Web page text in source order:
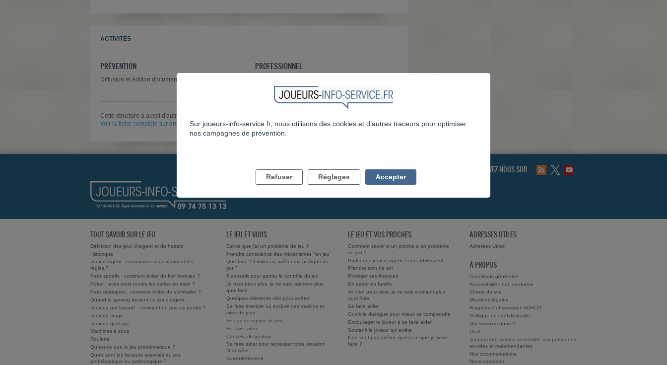
ACTIVITÉS
PRÉVENTION
Diffusion et édition documentaire
PROFESSIONNEL
Formation
RETOUR À LA LISTE
Cette structure a aussi d'autres activités pour d'autres publics.
Voir la fiche complète sur drogues-info-service.fr
SUIVEZ-NOUS SUR :
TOUT SAVOIR SUR LE JEU
Définition des jeux d’argent et de hasard
Historique
Jeux d'argent : connaissez-vous vraiment les
règles ?
Paris sportifs : comment éviter de finir hors-jeu ?
Poker : avez-vous toutes les cartes en main ?
Paris hippiques : comment éviter de s'emballer ?
Quand le gaming devient un jeu d'argent ...
Jeux de pur hasard : comment ne pas s'y perdre ?
Jeux de tirage
Jeux de grattage
Machines à sous
Roulette
Qu’est-ce que le jeu problématique ?
Quels sont les facteurs associés au jeu
problématique ou pathologique ?
LE JEU ET VOUS
Est-ce que j'ai un problème de jeu ?
Prendre conscience des mécanismes "en jeu"
Que faire ? Limiter ou arrêter ma pratique de
jeu ?
5 conseils pour garder le contrôle du jeu
Je n’en peux plus, je ne sais vraiment plus
quoi faire
Quelques éléments clés pour arrêter
Se faire interdire ou exclure des casinos et
sites de jeux
En cas de reprise du jeu
Se faire aider
Conseils de gestion
Se faire aider pour redresser votre situation
financière
Surendettement
LE JEU ET VOS PROCHES
Comment savoir si un proche a un problème
de jeu ?
Parler des jeux d'argent à son adolescent
Prendre soin de soi
Protéger ses finances
En parler en famille
Je n’en peux plus, je ne sais vraiment plus
quoi faire
Se faire aider
Ouvrir le dialogue pour mieux se comprendre
Encourager le joueur à se faire aider
Soutenir le joueur qui arrête
Il ne veut pas arrêter, qu’est ce que je peux
faire ?
ADRESSES UTILES
Adresses Utiles
À PROPOS
Conditions générales
Accessibilité : non conforme
Charte du site
Mentions légales
Rapports d'observation ADALIS
Politique de confidentialité
Qui sommes-nous ?
Chat
Joueurs info service accessible aux personnes
sourdes et malentendantes
Nos documentations
Nous contacter
Sur joueurs-info-service.fr, nous utilisons des cookies et d’autres traceurs pour optimiser
nos campagnes de prévention.
Refuser Réglages Accepter